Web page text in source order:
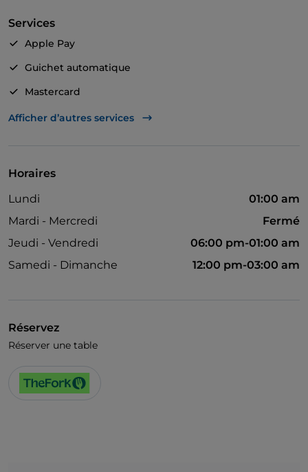
Services
Apple Pay
Guichet automatique
Mastercard
TheFork PAY
Wi-Fi
Afficher d’autres services
Horaires
Lundi
01:00 am
Mardi - Mercredi
Fermé
Jeudi - Vendredi
06:00 pm-01:00 am
Samedi - Dimanche
12:00 pm-03:00 am
Réservez
Réserver une table